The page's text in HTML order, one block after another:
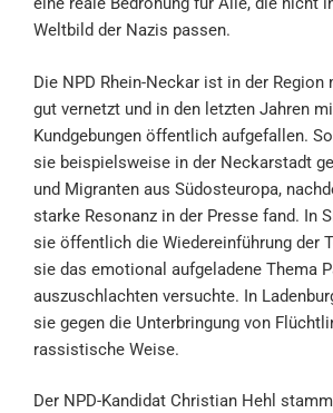
Weltbild der Nazis passen.
Die NPD Rhein-Neckar ist in der Region
gut vernetzt und in den letzten Jahren
Kundgebungen öffentlich aufgefallen.
sie beispielsweise in der Neckarstadt
und Migranten aus Südosteuropa,
starke Resonanz in der Presse fand. In
sie öffentlich die Wiedereinführung der
sie das emotional aufgeladene Thema
auszuschlachten versuchte. In
sie gegen die Unterbringung von
rassistische Weise.
Der NPD-Kandidat Christian Hehl